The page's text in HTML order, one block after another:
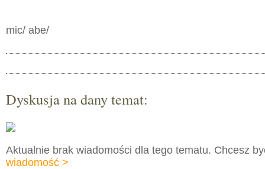
mic/ abe/
Dyskusja na dany temat:
Aktualnie brak wiadomości dla tego tematu. Chcesz
wiadomość >